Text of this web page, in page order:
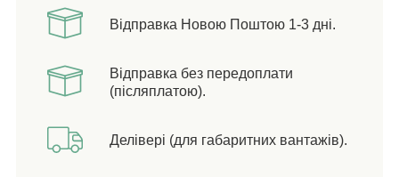
Відправка Новою Поштою 1-3 дні.
Відправка без передоплати
(післяплатою).
Делівері (для габаритних вантажів).